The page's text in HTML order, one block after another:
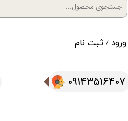
ورود / ثبت نام
09143516407​​​​​​​